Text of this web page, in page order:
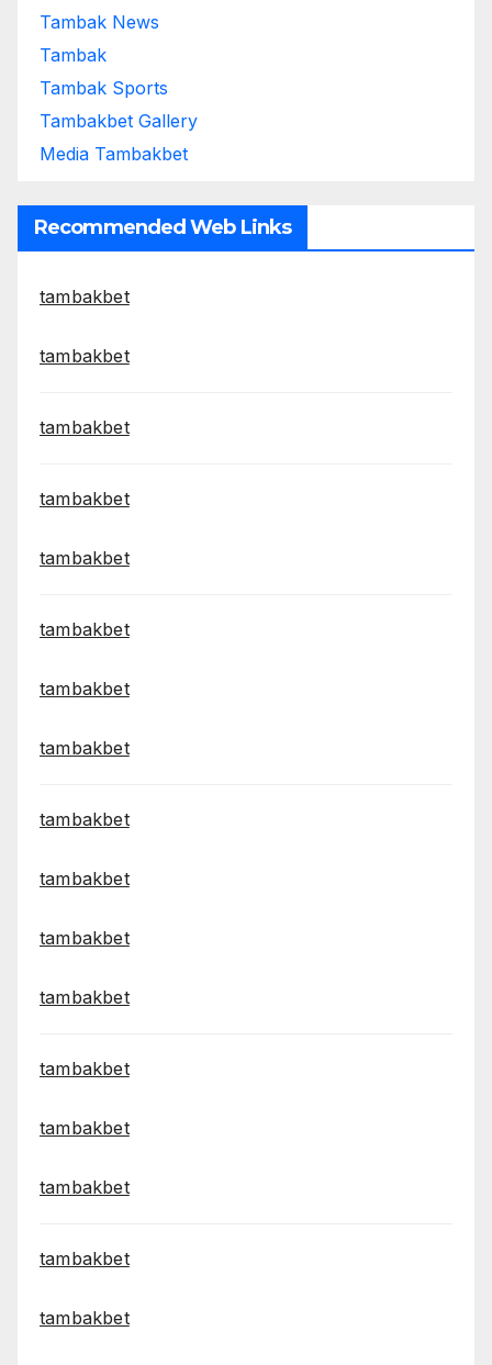
Tambak News
Tambak
Tambak Sports
Tambakbet Gallery
Media Tambakbet
Recommended Web Links
tambakbet
tambakbet
tambakbet
tambakbet
tambakbet
tambakbet
tambakbet
tambakbet
tambakbet
tambakbet
tambakbet
tambakbet
tambakbet
tambakbet
tambakbet
tambakbet
tambakbet